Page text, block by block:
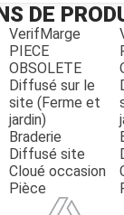
JOUET
SSV
DE
VerifMarge
PIECE
OBSOLETE
Diffusé sur le
site (Ferme et
jardin)
Braderie
Diffusé site
Cloué occasion
Pièce